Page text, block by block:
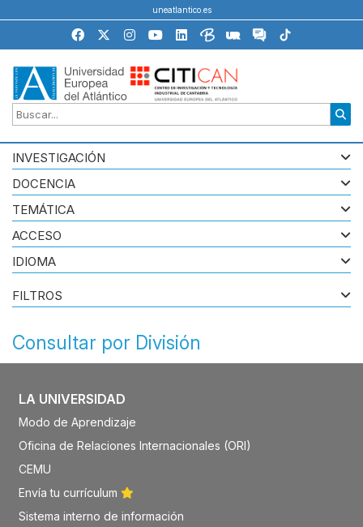
uneatlantico.es
INVESTIGACIÓN
DOCENCIA
TEMÁTICA
ACCESO
IDIOMA
Consultar por División
FILTROS
LA UNIVERSIDAD
Modo de Aprendizaje
Oficina de Relaciones Internacionales (ORI)
CEMU
Envía tu currículum
Sistema interno de información